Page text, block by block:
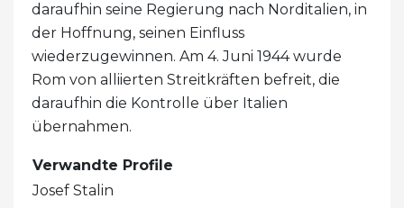
daraufhin seine Regierung nach Norditalien, in
der Hoffnung, seinen Einfluss
wiederzugewinnen. Am 4. Juni 1944 wurde
Rom von alliierten Streitkräften befreit, die
daraufhin die Kontrolle über Italien
übernahmen.
Verwandte Profile
Josef Stalin